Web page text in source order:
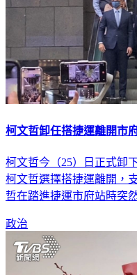
柯文哲卸任搭捷運離開市
柯文哲今（25）日正式卸
柯文哲選擇搭捷運離開，
哲在踏進捷運市府站時突
政治